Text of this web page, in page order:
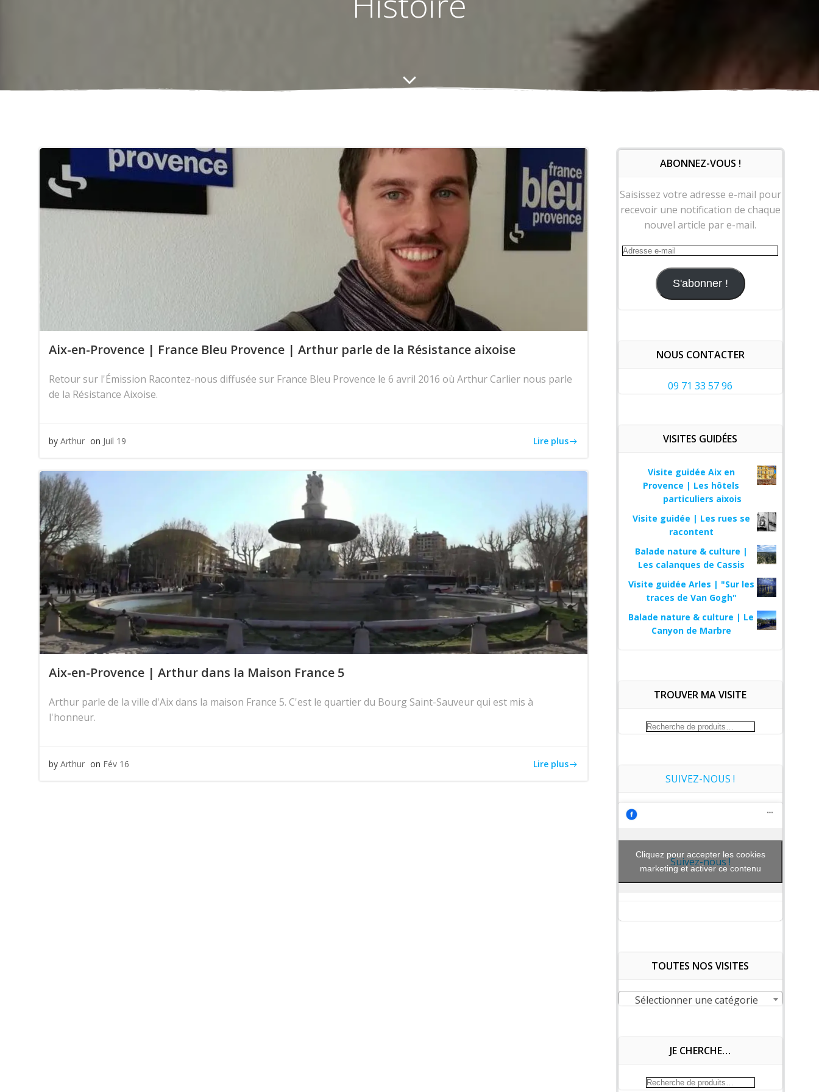
Aix-en-Provence | France Bleu Provence | Arthur parle de la Résistance aixoise
Retour sur l'Émission Racontez-nous diffusée sur France Bleu Provence le 6 avril 2016 où Arthur Carlier nous parle
de la Résistance Aixoise.
by Arthur on Juil 19 Lire plus
Aix-en-Provence | Arthur dans la Maison France 5
Arthur parle de la ville d'Aix dans la maison France 5. C'est le quartier du Bourg Saint-Sauveur qui est mis à
l'honneur.
by Arthur on Fév 16 Lire plus
ABONNEZ-VOUS !
Saisissez votre adresse e-mail pour
recevoir une notification de chaque
nouvel article par e-mail.
Adresse
S'abonner !
NOUS CONTACTER
09 71 33 57 96
VISITES GUIDÉES
Visite guidée Aix en
Provence | Les hôtels
particuliers aixois
Visite guidée | Les rues se
racontent
Balade nature & culture |
Les calanques de Cassis
Visite guidée Arles | "Sur les
traces de Van Gogh"
Balade nature & culture | Le
Canyon de Marbre
TROUVER MA VISITE
Recherche
SUIVEZ-NOUS !
Suivez-nous !
Cliquez pour accepter les cookies
marketing et activer ce contenu
TOUTES NOS VISITES
Sélectionner une catégorie
JE CHERCHE…
Recherche